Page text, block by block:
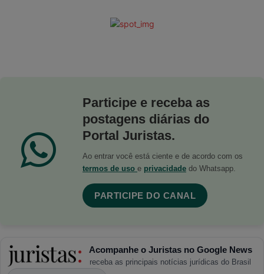
Participe e receba as
postagens diárias do
Portal Juristas.
Ao entrar você está ciente e de acordo com os
termos de uso e privacidade do Whatsapp.
PARTICIPE DO CANAL
Acompanhe o Juristas no Google News
receba as principais notícias jurídicas do Brasil